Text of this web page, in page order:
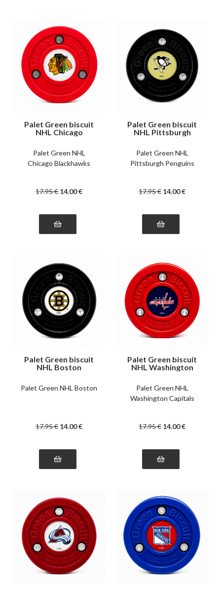
Palet Green biscuit
NHL Chicago
Palet Green NHL
Chicago Blackhawks
17.95€ 14.00€
Palet Green biscuit
NHL Pittsburgh
Palet Green NHL
Pittsburgh Penguins
17.95€ 14.00€
Palet Green biscuit
NHL Boston
Palet Green NHL Boston
17.95€ 14.00€
Palet Green biscuit
NHL Washington
Palet Green NHL
Washington Capitals
17.95€ 14.00€